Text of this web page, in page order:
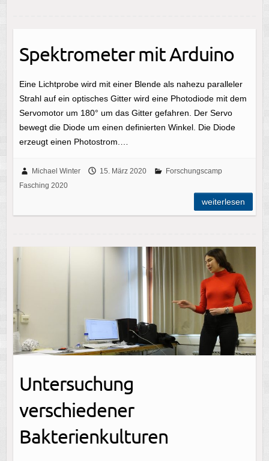
Spektrometer mit Arduino
Eine Lichtprobe wird mit einer Blende als nahezu paralleler
Strahl auf ein optisches Gitter wird eine Photodiode mit dem
Servomotor um 180° um das Gitter gefahren. Der Servo
bewegt die Diode um einen definierten Winkel. Die Diode
erzeugt einen Photostrom.…
Michael Winter 15. März 2020
Forschungscamp
Fasching 2020
weiterlesen
Untersuchung
verschiedener
Bakterienkulturen